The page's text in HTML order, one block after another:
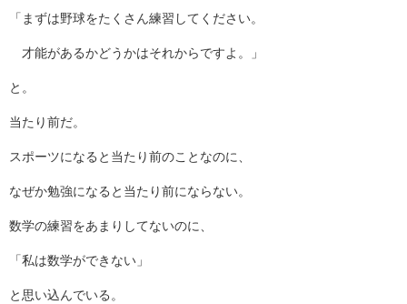
「まずは野球をたくさん練習してください。
才能があるかどうかはそれからですよ。」
と。
当たり前だ。
スポーツになると当たり前のことなのに、
なぜか勉強になると当たり前にならない。
数学の練習をあまりしてないのに、
「私は数学ができない」
と思い込んでいる。